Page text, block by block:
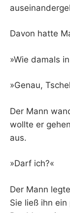
Davon hatte
»Wie damals
»Genau,
Der Mann
wollte er
aus.
»Darf ich?«
Der Mann
Sie ließ ihn